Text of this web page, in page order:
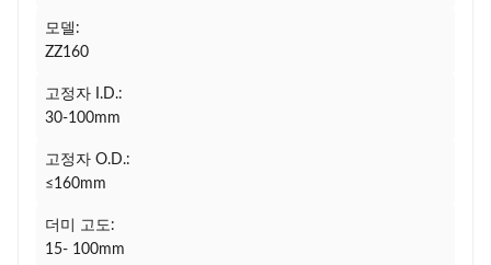
모델:
ZZ160
고정자 I.D.:
30-100mm
고정자 O.D.:
≤160mm
더미 고도:
15- 100mm